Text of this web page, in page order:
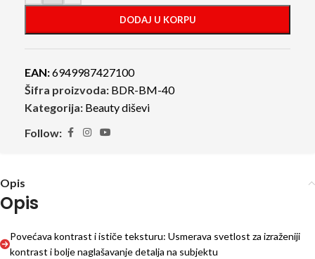
DODAJ U KORPU
EAN:6949987427100
Šifra proizvoda: BDR-BM-40
Kategorija: Beauty diševi
Follow:
Opis
Opis
Povećava kontrast i ističe teksturu: Usmerava svetlost za izraženiji
kontrast i bolje naglašavanje detalja na subjektu